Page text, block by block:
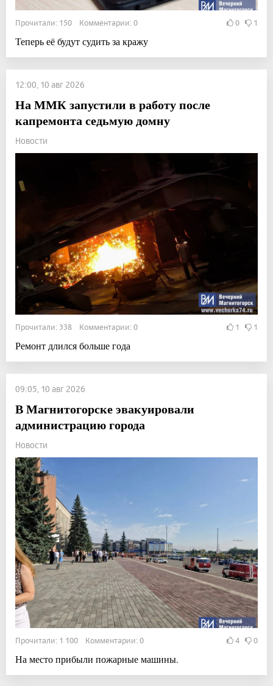
Прочитали: 150 Комментарии: 0 0 1
Теперь её будут судить за кражу
12:00, 10 авг 2026
На ММК запустили в работу после
капремонта седьмую домну
Новости
Прочитали: 338 Комментарии: 0 1 1
Ремонт длился больше года
09:05, 10 авг 2026
В Магнитогорске эвакуировали
администрацию города
Новости
Прочитали: 1 100 Комментарии: 0 4 0
На место прибыли пожарные машины.